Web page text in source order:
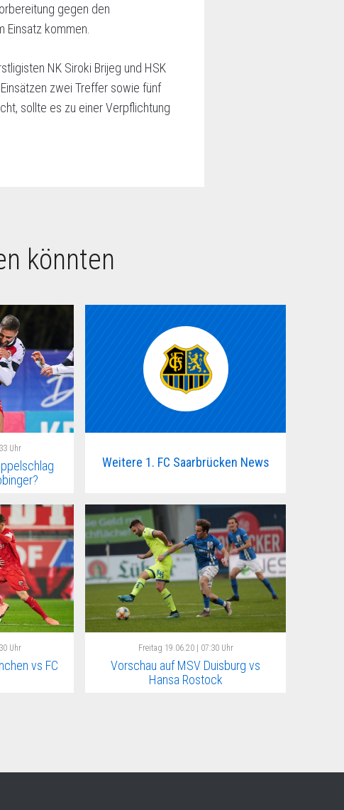
gegen den
Einsatz kommen.
NK Siroki Brijeg und HSK
zwei Treffer sowie fünf
sollte es zu einer Verpflichtung
könnten
Uhr
Weitere 1. FC Saarbrücken News
Uhr
vs FC
Freitag 19.06.20 | 07:30 Uhr
Vorschau auf MSV Duisburg vs
Hansa Rostock